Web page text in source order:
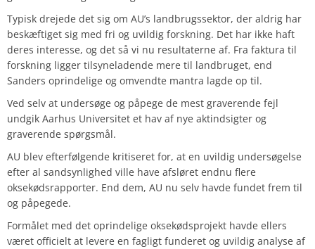
Typisk drejede det sig om AU’s landbrugssektor, der aldrig har
beskæftiget sig med fri og uvildig forskning. Det har ikke haft
deres interesse, og det så vi nu resultaterne af. Fra faktura til
forskning ligger tilsyneladende mere til landbruget, end
Sanders oprindelige og omvendte mantra lagde op til.
Ved selv at undersøge og påpege de mest graverende fejl
undgik Aarhus Universitet et hav af nye aktindsigter og
graverende spørgsmål.
AU blev efterfølgende kritiseret for, at en uvildig undersøgelse
efter al sandsynlighed ville have afsløret endnu flere
oksekødsrapporter. End dem, AU nu selv havde fundet frem til
og påpegede.
Formålet med det oprindelige oksekødsprojekt havde ellers
været officielt at levere en fagligt funderet og uvildig analyse af